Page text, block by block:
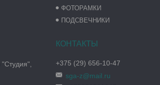
ФОТОРАМКИ
ПОДСВЕЧНИКИ
+375 (29) 656-10-47
sga-z@mail.ru